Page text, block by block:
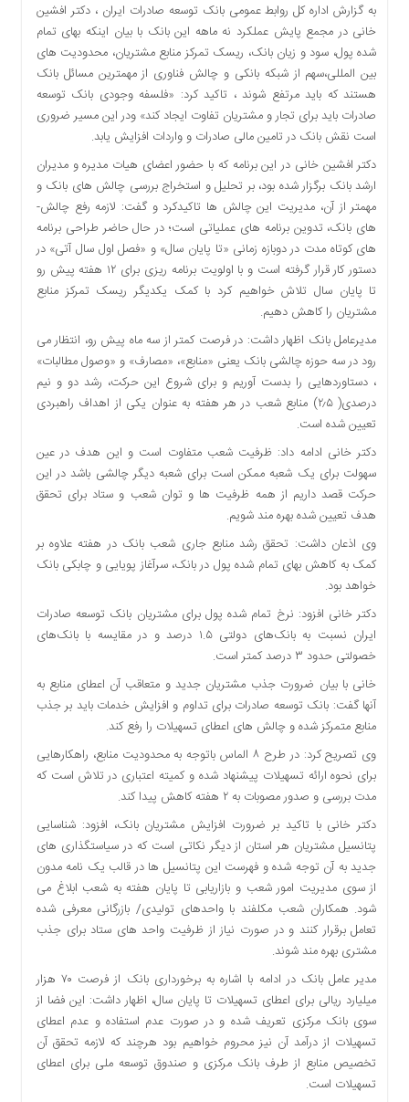
منظقه
دسترسی
سریع
تماس
درباره
کتاب
پلیس،امنیت
جامعه
گرایی
رسید
اخبار
سایت
اجتماعی
اقتصادی
فرهنگ
بین
الملل
یادداشت
چند
یادداشت
به گزارش اداره کل روابط عمومی بانک توسعه صادرات ایران ، دکتر افشین
خانی در مجمع پایش عملکرد نه ماهه این بانک با بیان اینکه بهای تمام
شده پول، سود و زیان بانک، ریسک تمرکز منابع مشتریان، محدودیت های
بین المللی،سهم از شبکه بانکی و چالش فناوری از مهمترین مسائل بانک
هستند که باید مرتفع شوند ، تاکید کرد: «فلسفه وجودی بانک توسعه
صادرات باید برای تجار و مشتریان تفاوت ایجاد کند» ودر این مسیر ضروری
است نقش بانک در تامین مالی صادرات و واردات افزایش یابد.
دکتر افشین خانی در این برنامه که با حضور اعضای هیات مدیره و مدیران
ارشد بانک برگزار شده بود، بر تحلیل و استخراج بررسی چالش­ های بانک و
مهمتر از آن، مدیریت این چالش­ ها تاکیدکرد و گفت: لازمه رفع چالش­
های بانک، تدوین برنامه ­های عملیاتی است؛ در حال حاضر طراحی برنامه
های کوتاه مدت در دوبازه زمانی «تا پایان سال» و «فصل اول سال آتی» در
دستور کار قرار گرفته است و با اولویت برنامه ریزی برای ۱۲ هفته پیش رو
تا پایان سال تلاش خواهیم کرد با کمک یکدیگر ریسک تمرکز منابع
مشتریان را کاهش دهیم.
مدیرعامل بانک اظهار داشت: در فرصت کمتر از سه ماه پیش رو، انتظار می
رود در سه حوزه چالشی بانک یعنی «منابع»، «مصارف» و «وصول مطالبات»
، دستاوردهایی را بدست آوریم و برای شروع این حرکت، رشد دو و نیم
درصدی( ۲٫۵) منابع شعب در هر هفته به عنوان یکی از اهداف راهبردی
تعیین شده است.
دکتر خانی ادامه داد: ظرفیت شعب متفاوت است و این هدف در عین
سهولت برای یک شعبه ممکن است برای شعبه دیگر چالشی باشد در این
حرکت قصد داریم از همه ظرفیت ها و توان شعب و ستاد برای تحقق
هدف تعیین شده بهره مند شویم.
وی اذعان داشت: تحقق رشد منابع جاری شعب بانک در هفته علاوه بر
کمک به کاهش بهای تمام شده پول در بانک، سرآغاز پویایی و چابکی بانک
خواهد بود.
دکتر خانی افزود: نرخ تمام شده پول برای مشتریان بانک توسعه صادرات
ایران نسبت به بانک‌های دولتی ۱.۵ درصد و در مقایسه با بانک‌های
خصولتی حدود ۳ درصد کمتر است.
خانی با بیان ضرورت جذب مشتریان جدید و متعاقب آن اعطای منابع به
آنها گفت: بانک توسعه صادرات برای تداوم و افزایش خدمات باید بر جذب
منابع متمرکز شده و چالش ­های اعطای تسهیلات را رفع کند.
وی تصریح کرد: در طرح ۸ الماس باتوجه به محدودیت منابع، راهکارهایی
برای نحوه ارائه تسهیلات پیشنهاد شده و کمیته اعتباری در تلاش است که
مدت بررسی و صدور مصوبات به ۲ هفته کاهش پیدا کند.
دکتر خانی با تاکید بر ضرورت افزایش مشتریان بانک، افزود: شناسایی
پتانسیل مشتریان هر استان از دیگر نکاتی است که در سیاستگذاری های
جدید به آن توجه شده و فهرست این پتانسیل ها در قالب یک نامه مدون
از سوی مدیریت امور شعب و بازاریابی تا پایان هفته به شعب ابلاغ می
شود. همکاران شعب مکلفند با واحدهای تولیدی/ بازرگانی معرفی شده
تعامل برقرار کنند و در صورت نیاز از ظرفیت واحد های ستاد برای جذب
مشتری بهره مند شوند.
مدیر عامل بانک در ادامه با اشاره به برخورداری بانک از فرصت ۷۰ هزار
میلیارد ریالی برای اعطای تسهیلات تا پایان سال، اظهار داشت: این فضا از
سوی بانک مرکزی تعریف شده و در صورت عدم استفاده و عدم اعطای
تسهیلات از درآمد آن نیز محروم خواهیم بود هرچند که لازمه تحقق آن
تخصیص منابع از طرف بانک مرکزی و صندوق توسعه ملی برای اعطای
تسهیلات است.